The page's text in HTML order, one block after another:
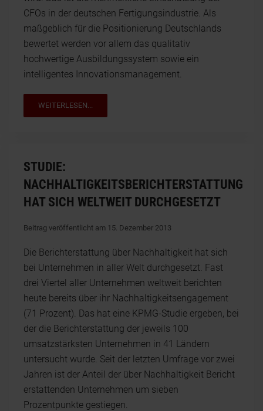
CFOs in der deutschen Fertigungsindustrie. Als
maßgeblich für die Positionierung Deutschlands
bewertet werden vor allem das qualitativ
hochwertige Ausbildungssystem sowie ein
intelligentes Innovationsmanagement.
WEITERLESEN...
STUDIE:
NACHHALTIGKEITSBERICHTERSTATTUNG
HAT SICH WELTWEIT DURCHGESETZT
Beitrag veröffentlicht am 15. Dezember 2013
Die Berichterstattung über Nachhaltigkeit hat sich
bei Unternehmen in aller Welt durchgesetzt. Fast
drei Viertel aller Unternehmen weltweit berichten
heute bereits über ihr Nachhaltigkeitsengagement
(71 Prozent). Das hat eine KPMG-Studie ergeben, bei
der die Berichterstattung der jeweils 100
umsatzstärksten Unternehmen in 41 Ländern
untersucht wurde. Seit der letzten Umfrage vor zwei
Jahren ist der Anteil der über Nachhaltigkeit Bericht
erstattenden Unternehmen um sieben
Prozentpunkte gestiegen.